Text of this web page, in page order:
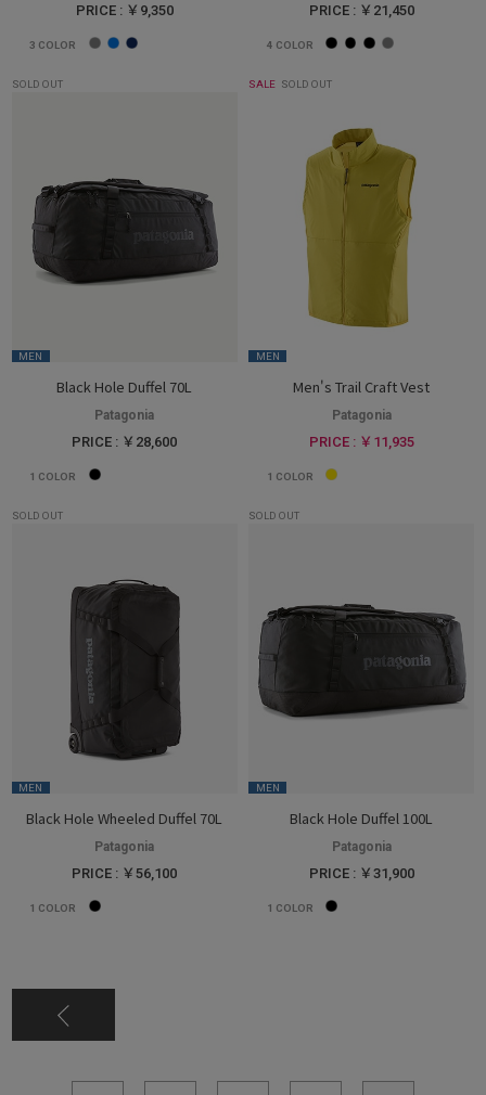
PRICE : ￥9,350
3 COLOR
PRICE : ￥21,450
4 COLOR
SOLD OUT
MEN
Black Hole Duffel 70L
Patagonia
PRICE : ￥28,600
1 COLOR
SALE SOLD OUT
MEN
Men's Trail Craft Vest
Patagonia
PRICE : ￥11,935
1 COLOR
SOLD OUT
MEN
Black Hole Wheeled Duffel 70L
Patagonia
PRICE : ￥56,100
1 COLOR
SOLD OUT
MEN
Black Hole Duffel 100L
Patagonia
PRICE : ￥31,900
1 COLOR